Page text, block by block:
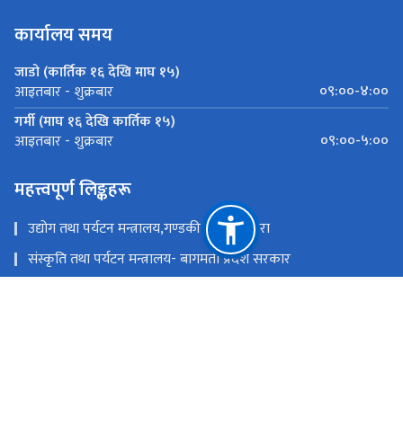
कार्यालय समय
जाडो (कार्तिक १६ देखि माघ १५)
आइतबार - शुक्रबार
०९:००-४:००
गर्मी (माघ १६ देखि कार्तिक १५)
आइतबार - शुक्रबार ०९:००-५:००
महत्त्वपूर्ण लिङ्कहरू
उद्योग तथा पर्यटन मन्त्रालय,गण्डकी प्रदेश ,पोखरा
संस्कृति तथा पर्यटन मन्त्रालय- बागमती प्रदेश सरकार